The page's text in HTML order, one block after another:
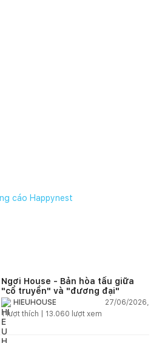
Ngơi House - Bản hòa tấu giữa
"cổ truyền" và "đương đại"
HIEUHOUSE
27/06/2026,
1lượt thích | 13.060 lượt xem